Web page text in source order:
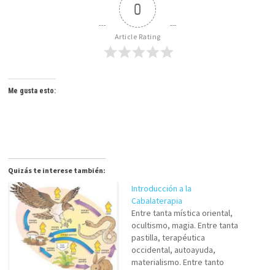
0
Article Rating
Me gusta esto:
Quizás te interese también:
Introducción a la
Cabalaterapia
Entre tanta mística oriental,
ocultismo, magia. Entre tanta
pastilla, terapéutica
occidental, autoayuda,
materialismo. Entre tanto